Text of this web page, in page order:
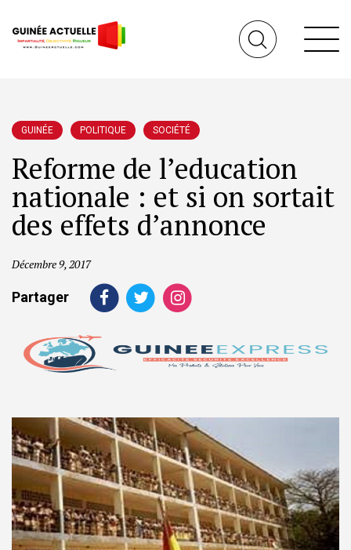
GUINÉE POLITIQUE SOCIÉTÉ
Reforme de l’education
nationale : et si on sortait
des effets d’annonce
Décembre 9, 2017
Partager